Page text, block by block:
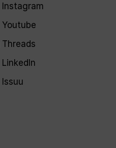
Instagram
Youtube
Threads
LinkedIn
Issuu